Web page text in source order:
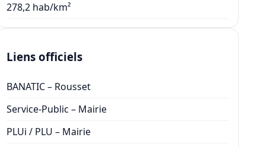
278,2 hab/km²
Liens officiels
BANATIC – Rousset
Service-Public – Mairie
PLUi / PLU – Mairie